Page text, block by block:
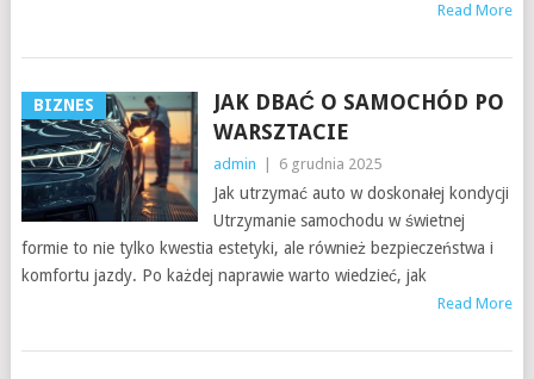
Read More
BIZNES
JAK DBAĆ O SAMOCHÓD PO
WARSZTACIE
admin 6 grudnia 2025
Jak utrzymać auto w doskonałej kondycji
Utrzymanie samochodu w świetnej
formie to nie tylko kwestia estetyki, ale również bezpieczeństwa i
komfortu jazdy. Po każdej naprawie warto wiedzieć, jak
Read More